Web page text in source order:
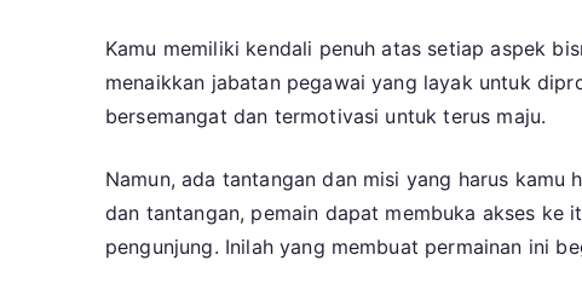
Kamu memiliki kendali penuh atas setiap aspek
menaikkan jabatan pegawai yang layak untuk
bersemangat dan termotivasi untuk terus maju.
Namun, ada tantangan dan misi yang harus
dan tantangan, pemain dapat membuka akses ke
pengunjung. Inilah yang membuat permainan ini